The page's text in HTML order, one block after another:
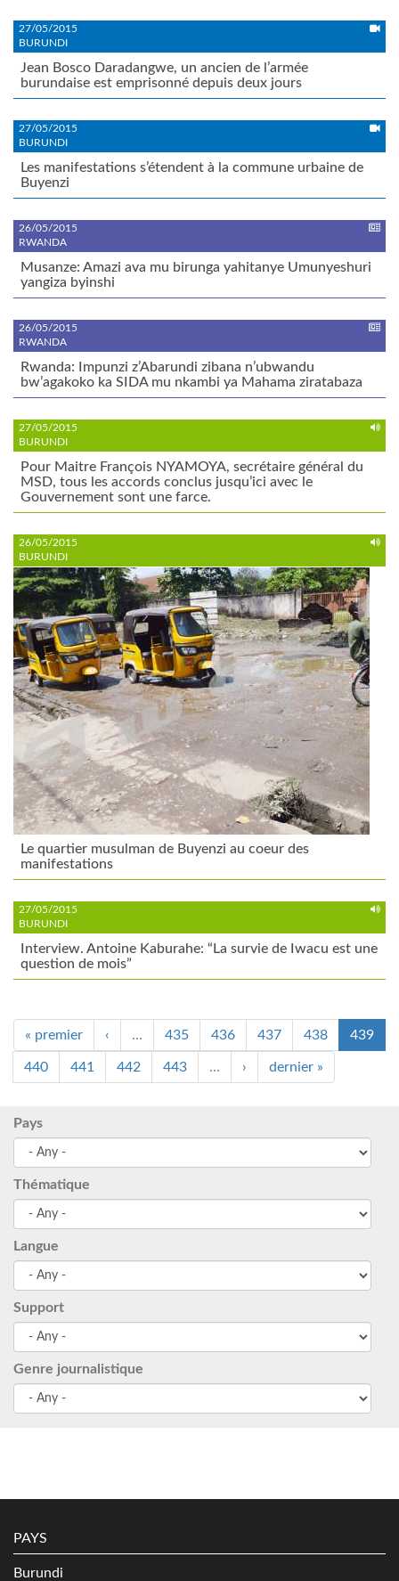
27/05/2015
BURUNDI
Jean Bosco Daradangwe, un ancien de l’armée
burundaise est emprisonné depuis deux jours
27/05/2015
BURUNDI
Les manifestations s’étendent à la commune urbaine de
Buyenzi
26/05/2015
RWANDA
Musanze: Amazi ava mu birunga yahitanye Umunyeshuri
yangiza byinshi
26/05/2015
RWANDA
Rwanda: Impunzi z’Abarundi zibana n’ubwandu
bw’agakoko ka SIDA mu nkambi ya Mahama ziratabaza
27/05/2015
BURUNDI
Pour Maitre François NYAMOYA, secrétaire général du
MSD, tous les accords conclus jusqu’ici avec le
Gouvernement sont une farce.
26/05/2015
BURUNDI
Le quartier musulman de Buyenzi au coeur des
manifestations
27/05/2015
BURUNDI
Interview. Antoine Kaburahe: “La survie de Iwacu est une
question de mois”
« premier ‹ … 435 436 437 438 439
440 441 442 443 … › dernier »
Pays
Thématique
Langue
Support
Genre journalistique
PAYS
Burundi